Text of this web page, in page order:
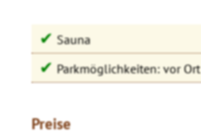
✔ Sauna
✔ Parkmöglichkeiten: vor Ort
Preise